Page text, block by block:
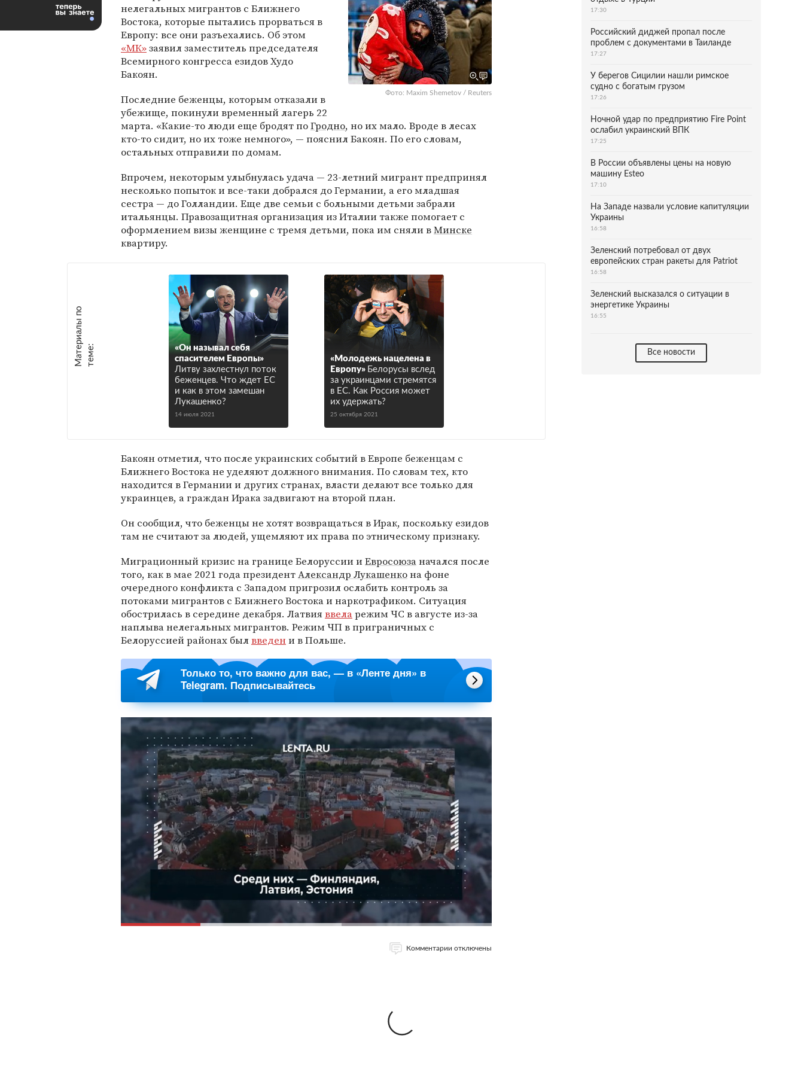
Фото: Maxim Shemetov / Reuters
нелегальных мигрантов с Ближнего
Востока, которые пытались прорваться в
Европу: все они разъехались. Об этом
«МК»заявил заместитель председателя
Всемирного конгресса езидов Худо
Бакоян.
Последние беженцы, которым отказали в
убежище, покинули временный лагерь 22
марта. «Какие-то люди еще бродят поГродно, но их мало. Вроде в лесах
кто-то сидит, но их тоже немного», — пояснил Бакоян. По его словам,
остальных отправили по домам.
Впрочем, некоторым улыбнулась удача — 23-летний мигрант предпринял
несколько попыток и все-таки добрался до Германии, а его младшая
сестра — до Голландии. Еще две семьи с больными детьми забрали
итальянцы. Правозащитная организация из Италии также помогает с
оформлением визы женщине с тремя детьми, пока им сняли вМинске
квартиру.
М
а
т е
р
и
а
л
ы
п
о
т
е
м
е :
«Он называл себя
спасителем Европы»
Литву захлестнул поток
беженцев. Что ждет ЕС
и как в этом замешан
Лукашенко?
14 июля 2021
«Молодежь нацелена в
Европу» Белорусы вслед
за украинцами стремятся
в ЕС. Как Россия может
их удержать?
25 октября 2021
Бакоян отметил, что после украинских событий в Европе беженцам с
Ближнего Востока не уделяют должного внимания. По словам тех, кто
находится в Германии и других странах, власти делают все только для
украинцев, а граждан Ирака задвигают на второй план.
Он сообщил, что беженцы не хотят возвращаться в Ирак, поскольку езидов
там не считают за людей, ущемляют их права по этническому признаку.
Миграционный кризис на границе Белоруссии иЕвросоюзаначался после
того, как в мае 2021 года президентАлександр Лукашенкона фоне
очередного конфликта с Западом пригрозил ослабить контроль за
потоками мигрантов с Ближнего Востока и наркотрафиком. Ситуация
обострилась в середине декабря. Латвияввеларежим ЧС в августе из-за
наплыва нелегальных мигрантов. Режим ЧП в приграничных с
Белоруссией районах былвведени в Польше.
Только то, что важно для вас, — в «Ленте дня» в
Telegram. Подписывайтесь
Комментарии отключены
17:30
Российский диджей пропал после
проблем с документами в Таиланде
17:27
У берегов Сицилии нашли римское
судно с богатым грузом
17:26
Ночной удар по предприятию Fire Point
ослабил украинский ВПК
17:25
В России объявлены цены на новую
машину Esteo
17:10
На Западе назвали условие капитуляции
Украины
16:58
Зеленский потребовал от двух
европейских стран ракеты для Patriot
16:58
Зеленский высказался о ситуации в
энергетике Украины
16:55
Все новости